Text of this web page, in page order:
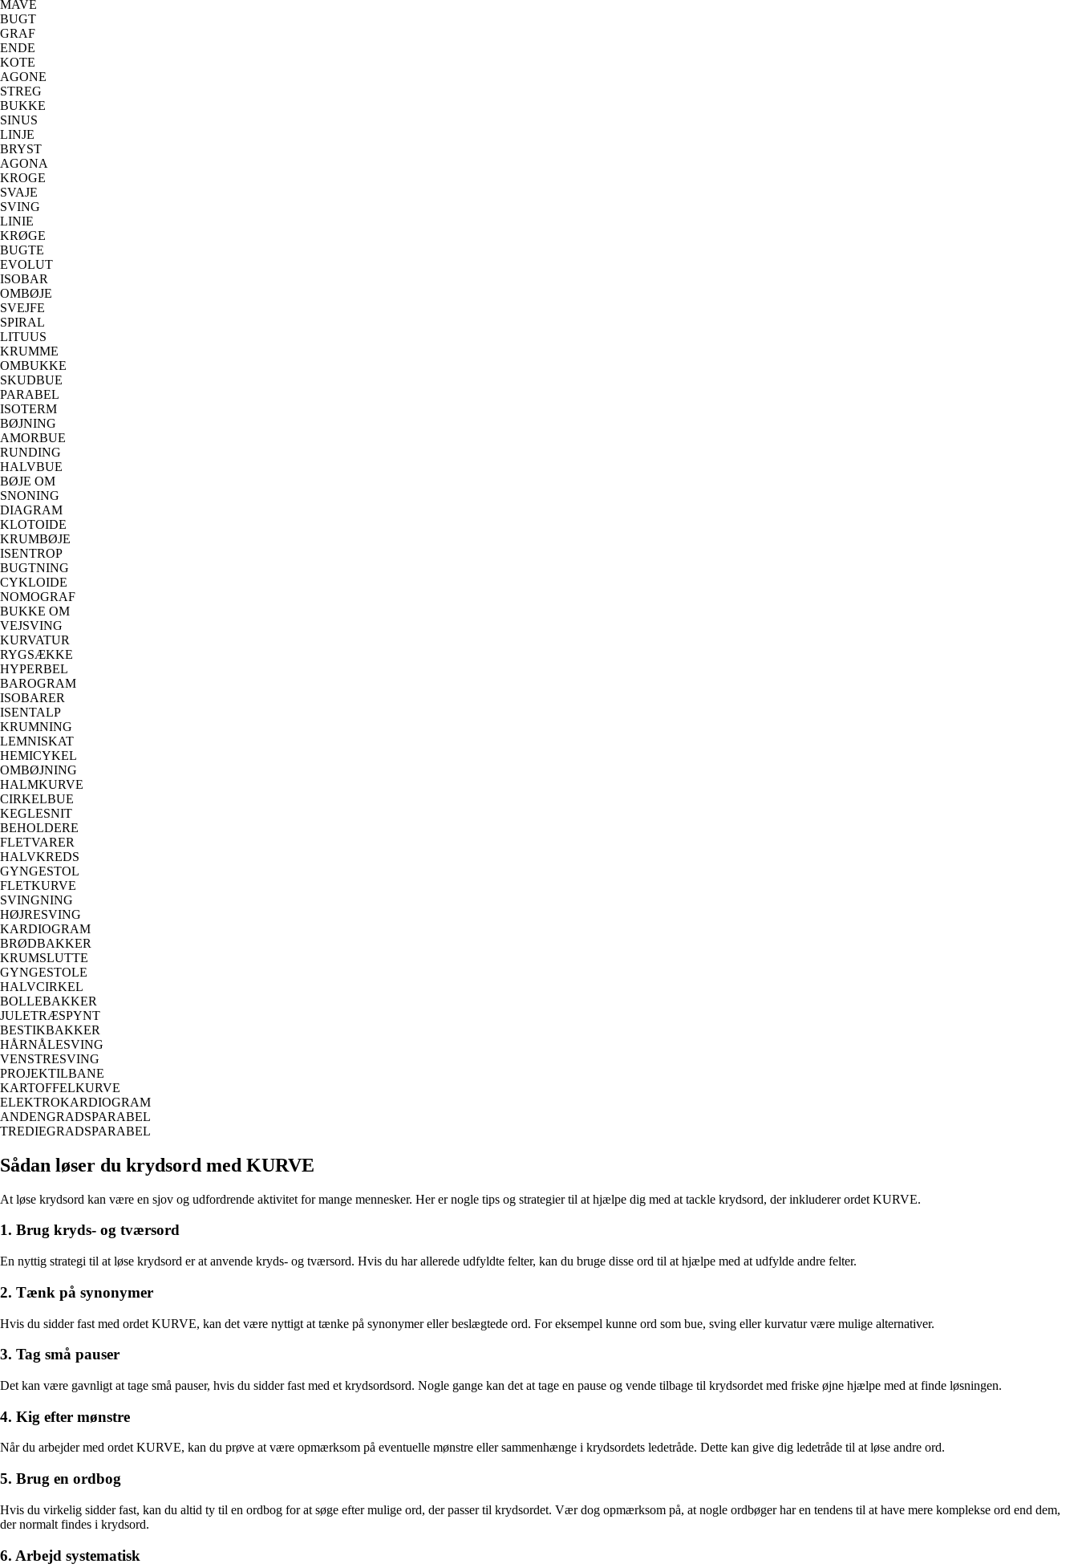
MAVE
BUGT
GRAF
ENDE
KOTE
AGONE
STREG
BUKKE
SINUS
LINJE
BRYST
AGONA
KROGE
SVAJE
SVING
LINIE
KRØGE
BUGTE
EVOLUT
ISOBAR
OMBØJE
SVEJFE
SPIRAL
LITUUS
KRUMME
OMBUKKE
SKUDBUE
PARABEL
ISOTERM
BØJNING
AMORBUE
RUNDING
HALVBUE
BØJE OM
SNONING
DIAGRAM
KLOTOIDE
KRUMBØJE
ISENTROP
BUGTNING
CYKLOIDE
NOMOGRAF
BUKKE OM
VEJSVING
KURVATUR
RYGSÆKKE
HYPERBEL
BAROGRAM
ISOBARER
ISENTALP
KRUMNING
LEMNISKAT
HEMICYKEL
OMBØJNING
HALMKURVE
CIRKELBUE
KEGLESNIT
BEHOLDERE
FLETVARER
HALVKREDS
GYNGESTOL
FLETKURVE
SVINGNING
HØJRESVING
KARDIOGRAM
BRØDBAKKER
KRUMSLUTTE
GYNGESTOLE
HALVCIRKEL
BOLLEBAKKER
JULETRÆSPYNT
BESTIKBAKKER
HÅRNÅLESVING
VENSTRESVING
PROJEKTILBANE
KARTOFFELKURVE
ELEKTROKARDIOGRAM
ANDENGRADSPARABEL
TREDIEGRADSPARABEL
Sådan løser du krydsord med KURVE
At løse krydsord kan være en sjov og udfordrende aktivitet for mange mennesker. Her er nogle tips og strategier til at hjælpe dig med at tackle krydsord, der inkluderer ordet KURVE.
1. Brug kryds- og tværsord
En nyttig strategi til at løse krydsord er at anvende kryds- og tværsord. Hvis du har allerede udfyldte felter, kan du bruge disse ord til at hjælpe med at udfylde andre felter.
2. Tænk på synonymer
Hvis du sidder fast med ordet KURVE, kan det være nyttigt at tænke på synonymer eller beslægtede ord. For eksempel kunne ord som bue, sving eller kurvatur være mulige alternativer.
3. Tag små pauser
Det kan være gavnligt at tage små pauser, hvis du sidder fast med et krydsordsord. Nogle gange kan det at tage en pause og vende tilbage til krydsordet med friske øjne hjælpe med at finde løsningen.
4. Kig efter mønstre
Når du arbejder med ordet KURVE, kan du prøve at være opmærksom på eventuelle mønstre eller sammenhænge i krydsordets ledetråde. Dette kan give dig ledetråde til at løse andre ord.
5. Brug en ordbog
Hvis du virkelig sidder fast, kan du altid ty til en ordbog for at søge efter mulige ord, der passer til krydsordet. Vær dog opmærksom på, at nogle ordbøger har en tendens til at have mere komplekse ord end dem,
der normalt findes i krydsord.
6. Arbejd systematisk